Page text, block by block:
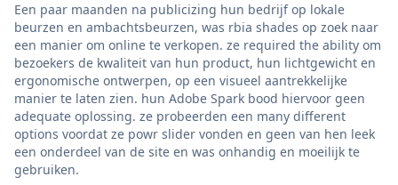
Een paar maanden na publicizing hun bedrijf op lokale
beurzen en ambachtsbeurzen, was rbia shades op zoek naar
een manier om online te verkopen. ze required the ability om
bezoekers de kwaliteit van hun product, hun lichtgewicht en
ergonomische ontwerpen, op een visueel aantrekkelijke
manier te laten zien. hun Adobe Spark bood hiervoor geen
adequate oplossing. ze probeerden een many different
options voordat ze powr slider vonden en geen van hen leek
een onderdeel van de site en was onhandig en moeilijk te
gebruiken.